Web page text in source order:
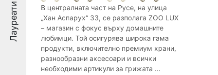
Лауреати
В централната част на Русе, на улица
„Хан Аспарух“ 33, се разполага ZOO LUX
– магазин с фокус върху домашните
любимци. Той осигурява широка гама
продукти, включително премиум храни,
разнообразни аксесоари и всички
необходими артикули за грижата ...